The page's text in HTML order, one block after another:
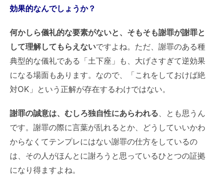
効果的なんでしょうか？
何かしら儀礼的な要素がないと、そもそも謝罪が謝罪と
して理解してもらえないですよね。ただ、謝罪のある種
典型的な儀礼である「土下座」も、大げさすぎて逆効果
になる場面もあります。なので、「これをしておけば絶
対OK」という正解が存在するわけではない。
謝罪の誠意は、むしろ独自性にあらわれる、とも思うん
です。謝罪の際に言葉が乱れるとか、どうしていいかわ
からなくてテンプレにはない謝罪の仕方をしているの
は、その人がほんとに謝ろうと思っているひとつの証拠
になり得ますよね。